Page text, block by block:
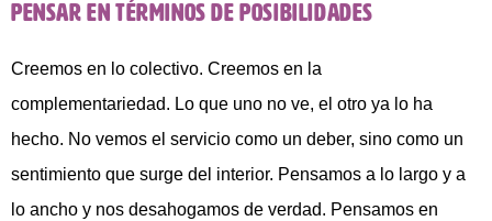
Pensar en términos de posibilidades
Creemos en lo colectivo. Creemos en la
complementariedad. Lo que uno no ve, el otro ya lo ha
hecho. No vemos el servicio como un deber, sino como un
sentimiento que surge del interior. Pensamos a lo largo y a
lo ancho y nos desahogamos de verdad. Pensamos en